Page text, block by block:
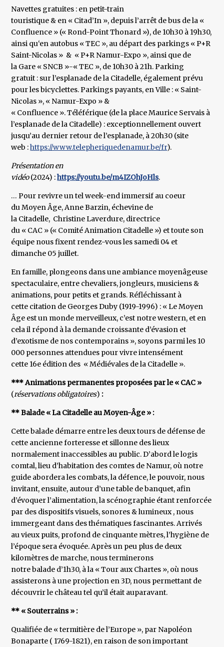
Navettes gratuites : en petit-train
touristique & en « Citad’In », depuis l’arrêt de bus de la «
Confluence » (« Rond-Point Thonard »), de 10h30 à 19h30,
ainsi qu‘en autobus « TEC », au départ des parkings « P+R
Saint-Nicolas » & « P+R Namur-Expo », ainsi que de
la Gare « SNCB »-« TEC », de 10h30 à 21h. Parking
gratuit : sur l’esplanade de la Citadelle, également prévu
pour les bicyclettes. Parkings payants, en Ville : « Saint-
Nicolas », « Namur-Expo » &
« Confluence ». Téléférique (de la place Maurice Servais à
l’esplanade de la Citadelle) : exceptionnellement ouvert
jusqu’au dernier retour de l’esplanade, à 20h30 (site
web :https://www.telepheriquedenamur.be/fr).
Présentation en
vidéo(2024) :https://youtu.be/m4IZOhJoHls.
… Pour revivre un tel week-end immersif au coeur
du Moyen Âge, Anne Barzin, échevine de
la Citadelle, Christine Laverdure, directrice
du « CAC » (« Comité Animation Citadelle ») et toute son
équipe nous fixent rendez-vous les samedi 04 et
dimanche 05 juillet.
En famille, plongeons dans une ambiance moyenâgeuse
spectaculaire, entre chevaliers, jongleurs, musiciens &
animations, pour petits et grands. Réfléchissant à
cette citation de Georges Duby (1919-1996) : « Le Moyen
Âge est un monde merveilleux, c’est notre western, et en
cela il répond à la demande croissante d’évasion et
d’exotisme de nos contemporains », soyons parmi les 10
000 personnes attendues pour vivre intensément
cette 16e édition des « Médiévales de la Citadelle ».
*** Animations permanentes proposées par le « CAC »
(réservations obligatoires) :
** Balade « La Citadelle au Moyen-Âge » :
Cette balade démarre entre les deux tours de défense de
cette ancienne forteresse et sillonne des lieux
normalement inaccessibles au public. D’abord le logis
comtal, lieu d’habitation des comtes de Namur, où notre
guide abordera les combats, la défence, le pouvoir, nous
invitant, ensuite, autour d’une table de banquet, afin
d’évoquer l’alimentation, la scénographie étant renforcée
par des dispositifs visuels, sonores & lumineux , nous
immergeant dans des thématiques fascinantes. Arrivés
au vieux puits, profond de cinquante mètres, l’hygiène de
l’époque sera évoquée. Après un peu plus de deux
kilomètres de marche, nous terminerons
notre balade d’1h30, à la « Tour aux Chartes », où nous
assisterons à une projection en 3D, nous permettant de
découvrir le château tel qu’il était auparavant.
** « Souterrains » :
Qualifiée de « termitière de l’Europe », par Napoléon
Bonaparte ( 1769-1821), en raison de son important